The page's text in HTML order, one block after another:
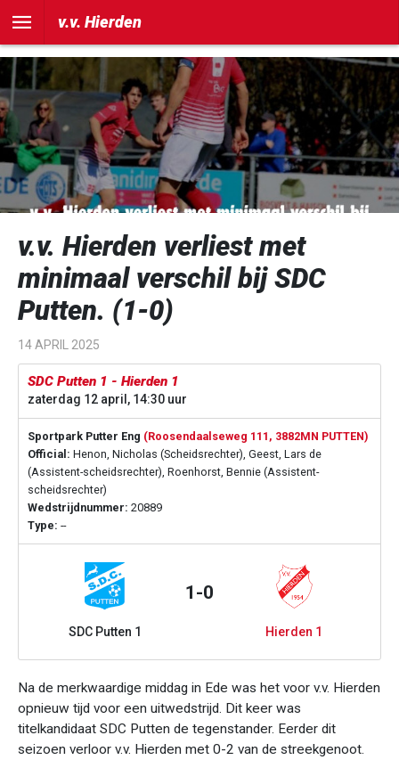
v.v. Hierden
v.v. Hierden verliest met
minimaal verschil bij SDC
Putten. (1-0)
14 APRIL 2025
SDC Putten 1 - Hierden 1
zaterdag 12 april, 14:30 uur
Sportpark Putter Eng (Roosendaalseweg 111, 3882MN PUTTEN)
Official: Henon, Nicholas (Scheidsrechter), Geest, Lars de
(Assistent-scheidsrechter), Roenhorst, Bennie (Assistent-
scheidsrechter)
Wedstrijdnummer: 20889
Type: --
SDC Putten 1
1-0
Hierden 1
Na de merkwaardige middag in Ede was het voor v.v. Hierden
opnieuw tijd voor een uitwedstrijd. Dit keer was
titelkandidaat SDC Putten de tegenstander. Eerder dit
seizoen verloor v.v. Hierden met 0-2 van de streekgenoot.